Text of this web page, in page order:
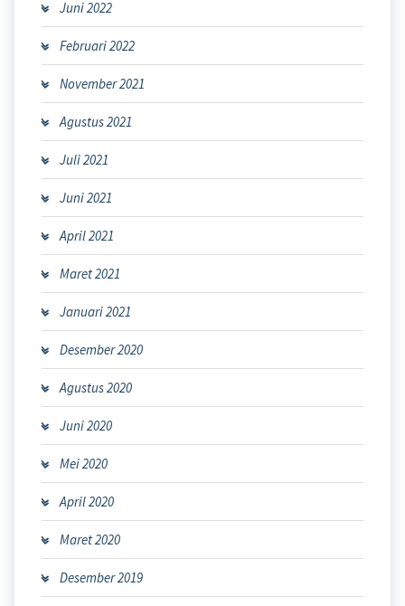
Juni 2022
Februari 2022
November 2021
Agustus 2021
Juli 2021
Juni 2021
April 2021
Maret 2021
Januari 2021
Desember 2020
Agustus 2020
Juni 2020
Mei 2020
April 2020
Maret 2020
Desember 2019